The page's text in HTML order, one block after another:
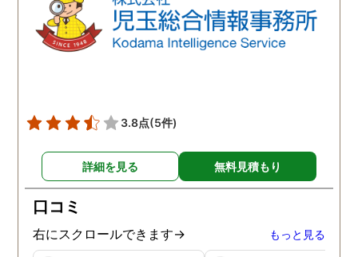
3.8点(5件)
詳細を見る 無料見積もり
口コミ
右にスクロールできます→ もっと見る